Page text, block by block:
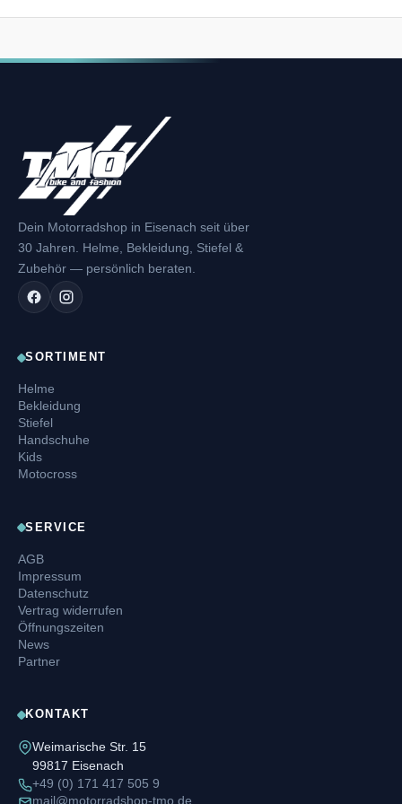
Dein Motorradshop in Eisenach seit über
30 Jahren. Helme, Bekleidung, Stiefel &
Zubehör — persönlich beraten.
SORTIMENT
Helme
Bekleidung
Stiefel
Handschuhe
Kids
Motocross
SERVICE
AGB
Impressum
Datenschutz
Vertrag widerrufen
Öffnungszeiten
News
Partner
KONTAKT
Weimarische Str. 15
99817 Eisenach
+49 (0) 171 417 505 9
mail@motorradshop-tmo.de